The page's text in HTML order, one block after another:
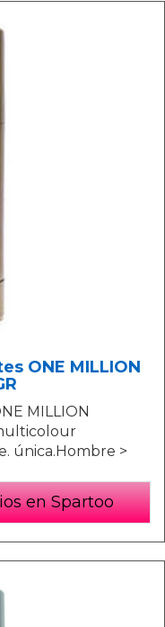
ONE MILLION
MILLION
única.Hombre >
en Spartoo